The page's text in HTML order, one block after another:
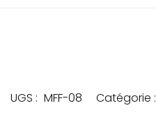
UGS : MFF-08 Catégorie :